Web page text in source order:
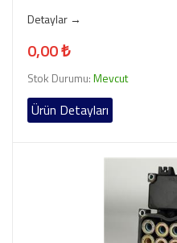
Detaylar →
0,00 ₺
Stok Durumu:Mevcut
Ürün Detayları